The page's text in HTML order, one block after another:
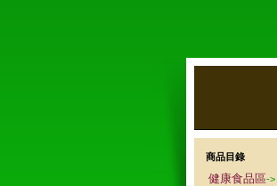
商品目錄
健康食品區->